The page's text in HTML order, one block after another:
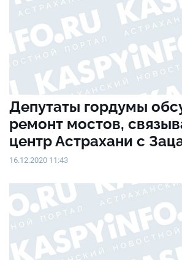
Депутаты гордумы
ремонт мостов,
центр Астрахани с
16.12.2020 11:43